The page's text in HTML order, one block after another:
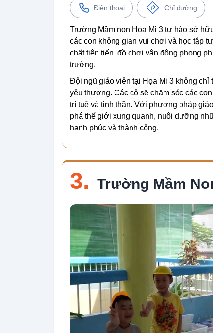
Điện thoại Chỉ đường
Trường Mầm non Họa Mi 3 tự hào sở
các con không gian vui chơi và học tập
chất tiên tiến, đồ chơi vận động phong
trường.
Đội ngũ giáo viên tại Họa Mi 3 không chỉ
yêu thương. Các cô sẽ chăm sóc các
trí tuệ và tinh thần. Với phương pháp
phá thế giới xung quanh, nuôi dưỡng
hạnh phúc và thành công.
3. Trường Mầm